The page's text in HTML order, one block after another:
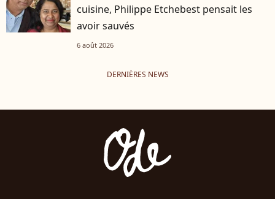
cuisine, Philippe Etchebest pensait les
avoir sauvés
6 août 2026
DERNIÈRES NEWS